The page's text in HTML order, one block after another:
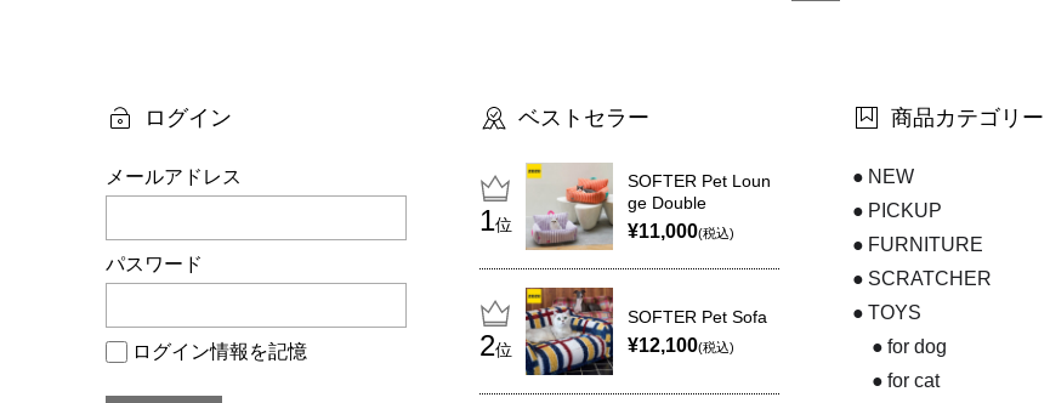
ー
シ
ョ
ン
ログイン
メールアドレス
パスワード
ログイン情報を記憶
ベストセラー
位
SOFTER Pet Loun
ge Double
¥11,000(税込)
位
SOFTER Pet Sofa
¥12,100(税込)
商品カテゴリー
NEW
PICKUP
FURNITURE
SCRATCHER
TOYS
for dog
for cat